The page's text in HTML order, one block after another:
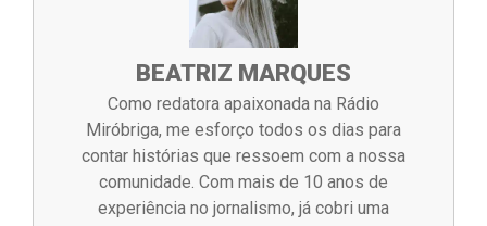
BEATRIZ MARQUES
Como redatora apaixonada na Rádio
Miróbriga, me esforço todos os dias para
contar histórias que ressoem com a nossa
comunidade. Com mais de 10 anos de
experiência no jornalismo, já cobri uma